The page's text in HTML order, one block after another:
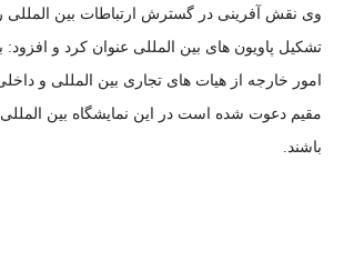
وی نقش آفرینی در گسترش ارتباطات بین المللی
تشکیل پاویون های بین المللی عنوان کرد و افزود:
امور خارجه از هیات های تجاری بین المللی و
مقیم دعوت شده است در این نمایشگاه بین
باشند.